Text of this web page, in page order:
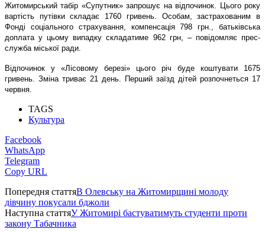
Житомирський табір «Супутник» запрошує на відпочинок. Цього року
вартість путівки складає 1760 гривень. Особам, застрахованим в
Фонді соціального страхування, компенсація 798 грн., батьківська
доплата у цьому випадку складатиме 962 грн, – повідомляє прес-
служба міської ради.
Відпочинок у «Лісовому березі» цього річ буде коштувати 1675
гривень. Зміна триває 21 день. Перший заїзд дітей розпочнеться 17
червня.
TAGS
Культура
Facebook
WhatsApp
Telegram
Copy URL
Попередня статтяВ Олевську на Житомирщині молоду
дівчину покусали бджоли
Наступна статтяУ Житомирі бастуватимуть студенти проти
закону Табачника